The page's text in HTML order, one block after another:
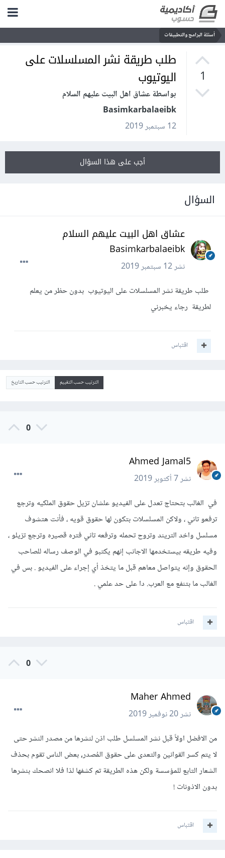
أسئلة البرامج والتطبيقات
1
طلب طريقة نشر المسلسلات على
اليوتيوب
بواسطة عشاق اهل البيت عليهم السلام
Basimkarbalaeibk
12 سبتمبر 2019
أجب على هذا السؤال
السؤال
عشاق اهل البيت عليهم السلام
Basimkarbalaeibk
نشر12 سبتمبر 2019
طلب طريقة نشر المسلسلات على اليوتيوب بدون حظر من يعلم
لطريقة رجاء يخبرني
اقتباس
الترتيب حسب التقييم الترتيب حسب التاريخ
0
Ahmed Jamal5
نشر7 أكتوبر 2019
في الغالب بتحتاج تعدل على الفيديو علشان تزيل حقوق الملكيه وترجع
ترفعو تاني ، ولاكن المسلسلات بتكون لها حقوق قويه ، فأنت هتشوف
مسلسل واخد التريند وتروح تحمله وترفعه تاني فتره قصيره وترجع تزيلو ،
وفيه طريقه بيستخدمها الاجانب إنهم يكتبو في الوصف رساله للصاحب
الحقوق وإنه يتواصل معاهم قبل ما يتخذ أي إجراء على الفيديو . بس في
الغالب ما بتنفع مع العرب. دا على حد علمي .
اقتباس
0
Maher Ahmed
نشر20 نوفمبر 2019
من الافضل اولاً قبل نشر المسلسل طلب اذن لنشرها من مصدر النشر حتى
لا يتم كسر القوانين والتعدى على حقوق المُصدر, بعض الناس تقوم بحذف
الشعار التابع للمؤسسة ولكن هذه الطريقة تم كشفها لذا فلا انصحك بنشرها
بدون الاذونات !
اقتباس